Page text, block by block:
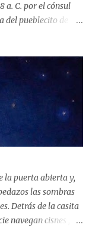
a. C. por el cónsul
del pueblecito de
todo lo bello . A
y ya verás como
parecida. Es la
se erige una
una foto de
de Hernán
enterita no tengo
camino por andar y
la puerta abierta y,
las sombras
Detrás de la casita
navegan cisnes ,